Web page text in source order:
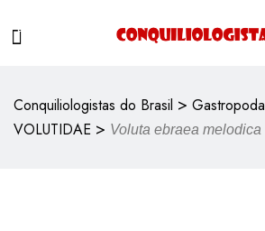
Conquiliologistas do Brasil > Gastropoda
VOLUTIDAE > Voluta ebraea melodica